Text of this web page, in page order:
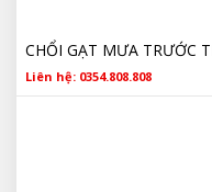
Liên hệ: 0354.808.808